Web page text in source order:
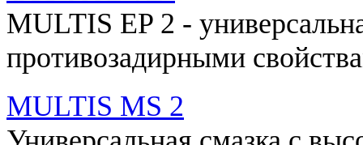
MULTIS EP 2 -
противозадирными
MULTIS MS 2